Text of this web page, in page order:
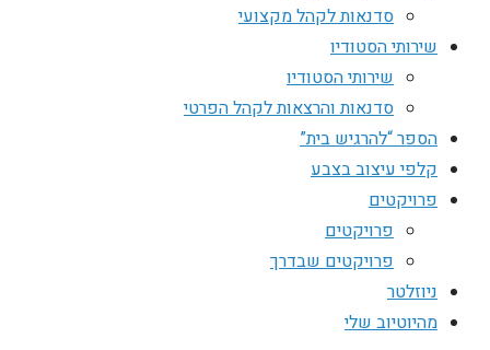
סדנאות לקהל מקצועי
שירותי הסטודיו
שירותי הסטודיו
סדנאות והרצאות לקהל הפרטי
הספר “להרגיש בית”
קלפי עיצוב בצבע
פרויקטים
פרויקטים
פרויקטים שבדרך
ניוזלטר
מהיוטיוב שלי